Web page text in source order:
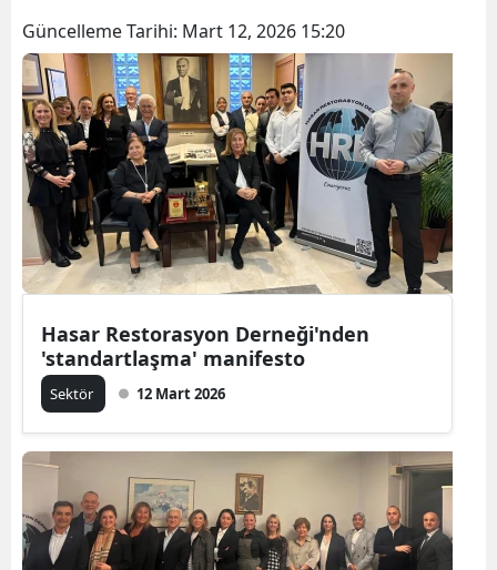
Güncelleme Tarihi: Mart 12, 2026 15:20
Hasar Restorasyon Derneği'nden
'standartlaşma' manifesto
Sektör 12 Mart 2026